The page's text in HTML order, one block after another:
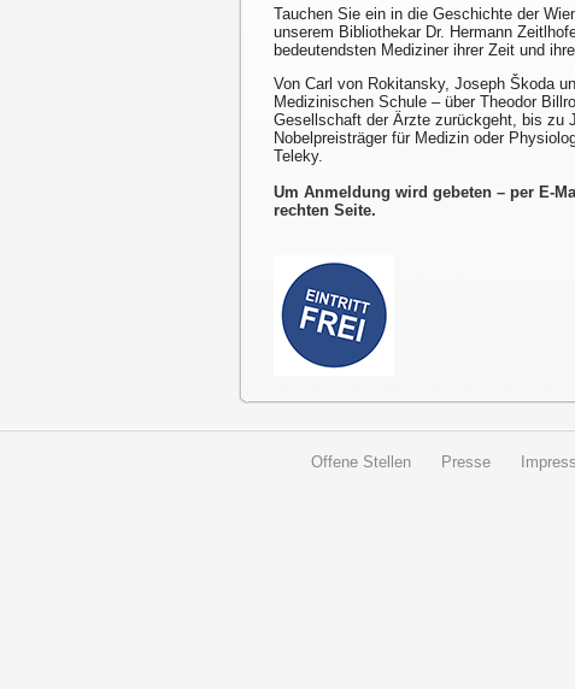
Tauchen Sie ein in die Geschichte der
unserem Bibliothekar Dr. Hermann
bedeutendsten Mediziner ihrer Zeit und
Von Carl von Rokitansky, Joseph Škoda
Medizinischen Schule – über Theodor
Gesellschaft der Ärzte zurückgeht, bis zu
Nobelpreisträger für Medizin oder
Teleky.
Um Anmeldung wird gebeten – per E-
rechten Seite.
Offene Stellen Presse